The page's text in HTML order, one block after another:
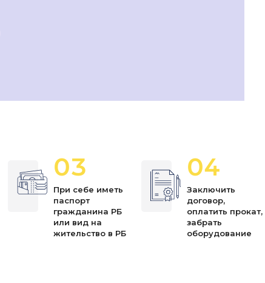
03
При себе иметь
паспорт
гражданина РБ
или вид на
жительство в РБ
04
Заключить
договор,
оплатить прокат,
забрать
оборудование